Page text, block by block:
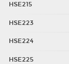
HSE215
HSE223
HSE224
HSE225